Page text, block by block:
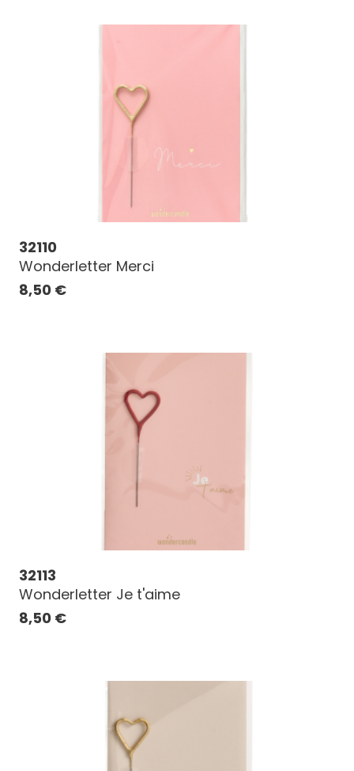
32110
Wonderletter Merci
8,50 €
32113
Wonderletter Je t'aime
8,50 €